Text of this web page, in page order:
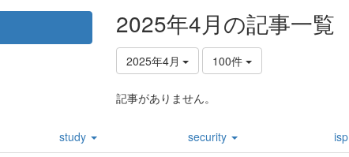
2025年4月の記事一覧
2025年4月 100件
記事がありません。
study security isp